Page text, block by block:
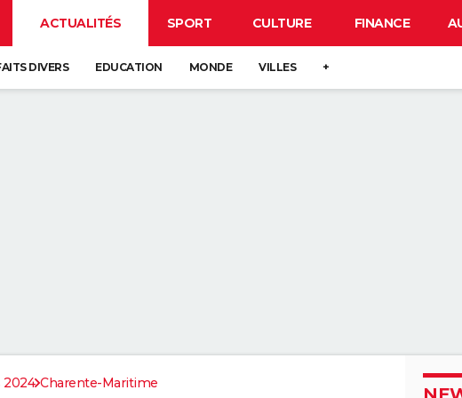
ACTUALITÉS SPORT CULTURE FINANCE
DIVERS EDUCATION MONDE VILLES +
2024 Charente-Maritime